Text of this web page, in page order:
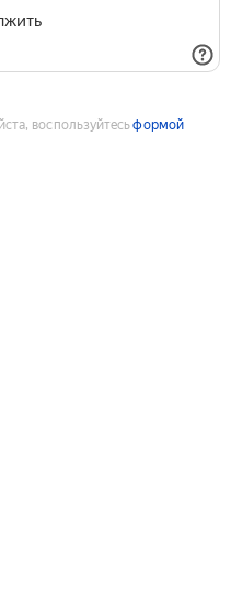
воспользуйтесьформой